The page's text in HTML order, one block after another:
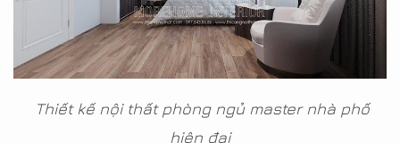
Thiết kế nội thất phòng ngủ master nhà phố
hiện đại